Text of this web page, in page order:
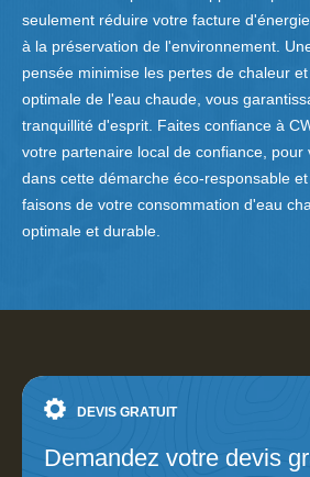
seulement réduire votre facture
à la préservation de l'environnement.
pensée minimise les pertes de chaleur
optimale de l'eau chaude, vous
tranquillité d'esprit. Faites confiance à
votre partenaire local de confiance, pour
dans cette démarche éco-responsable
faisons de votre consommation d'eau
optimale et durable.
DEVIS GRATUIT
Demandez votre devis